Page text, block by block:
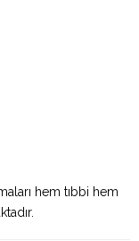
hem tıbbi hem